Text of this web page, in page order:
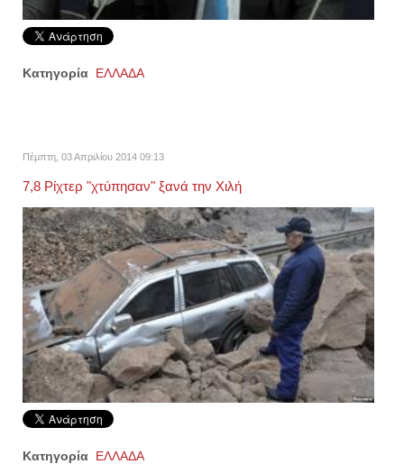
Κατηγορία ΕΛΛΑΔΑ
Πέμπτη, 03 Απριλίου 2014 09:13
7,8 Ρίχτερ "χτύπησαν" ξανά την Χιλή
Κατηγορία ΕΛΛΑΔΑ